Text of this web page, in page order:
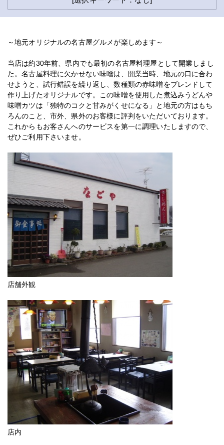
～地元オリジナルの名古屋グルメが楽しめます～
当店は約30年前、県内でも最初の名古屋料理屋として開業しまし
た。名古屋料理に欠かせない味噌は、開業当時、地元の口に合わ
せようと、試行錯誤を繰り返し、数種類の赤味噌をブレンドして
作り上げたオリジナルです。この味噌を使用した煮込みうどんや
味噌カツは「独特のコクと甘みがくせになる」と地元の方はもち
ろんのこと、市外、県外のお客様に評判をいただいております。
これからもお客さんへのサービスを第一に調理いたしますので、
ぜひご利用下さいませ。
店舗外観
店内